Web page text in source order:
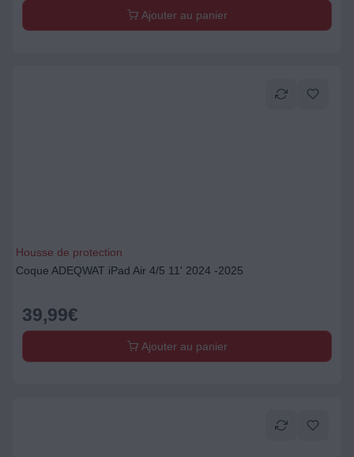
Ajouter au panier
Housse de protection
Coque ADEQWAT iPad Air 4/5 11' 2024 -2025
39,99€
Ajouter au panier